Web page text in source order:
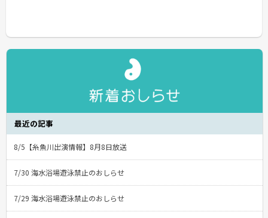
最近の記事
8/5【糸魚川出演情報】8月8日放送
7/30 海水浴場遊泳禁止のおしらせ
7/29 海水浴場遊泳禁止のおしらせ